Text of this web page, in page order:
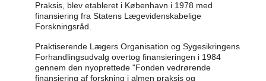
Praksis, blev etableret i København i 1978 med
finansiering fra Statens Lægevidenskabelige
Forskningsråd.
Praktiserende Lægers Organisation og Sygesikringens
Forhandlingsudvalg overtog finansieringen i 1984
gennem den nyoprettede "Fonden vedrørende
finansiering af forskning i almen praksis og